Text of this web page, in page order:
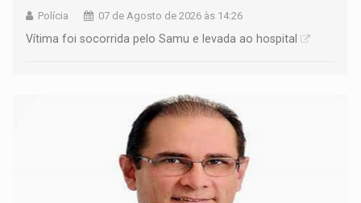
Polícia 07 de Agosto de 2026 às 14:26
Vítima foi socorrida pelo Samu e levada ao hospital